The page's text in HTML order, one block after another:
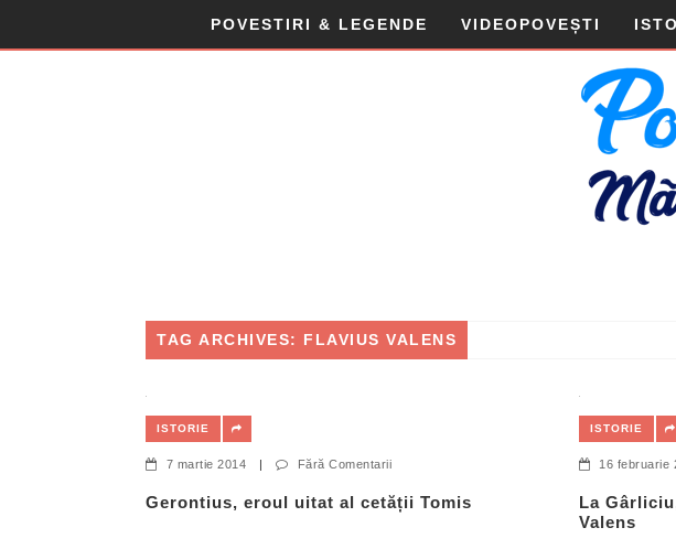
POVESTIRI & LEGENDE VIDEOPOVEȘTI
TAG ARCHIVES: FLAVIUS VALENS
ISTORIE
7 martie 2014 | Fără Comentarii
Gerontius, eroul uitat al cetății Tomis
ISTORIE
16 februarie
La
Valens